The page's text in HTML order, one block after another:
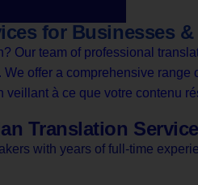
for Businesses
? Our team of professional
offer a comprehensive range
veillant à ce que votre contenu
Translation
with years of full-time